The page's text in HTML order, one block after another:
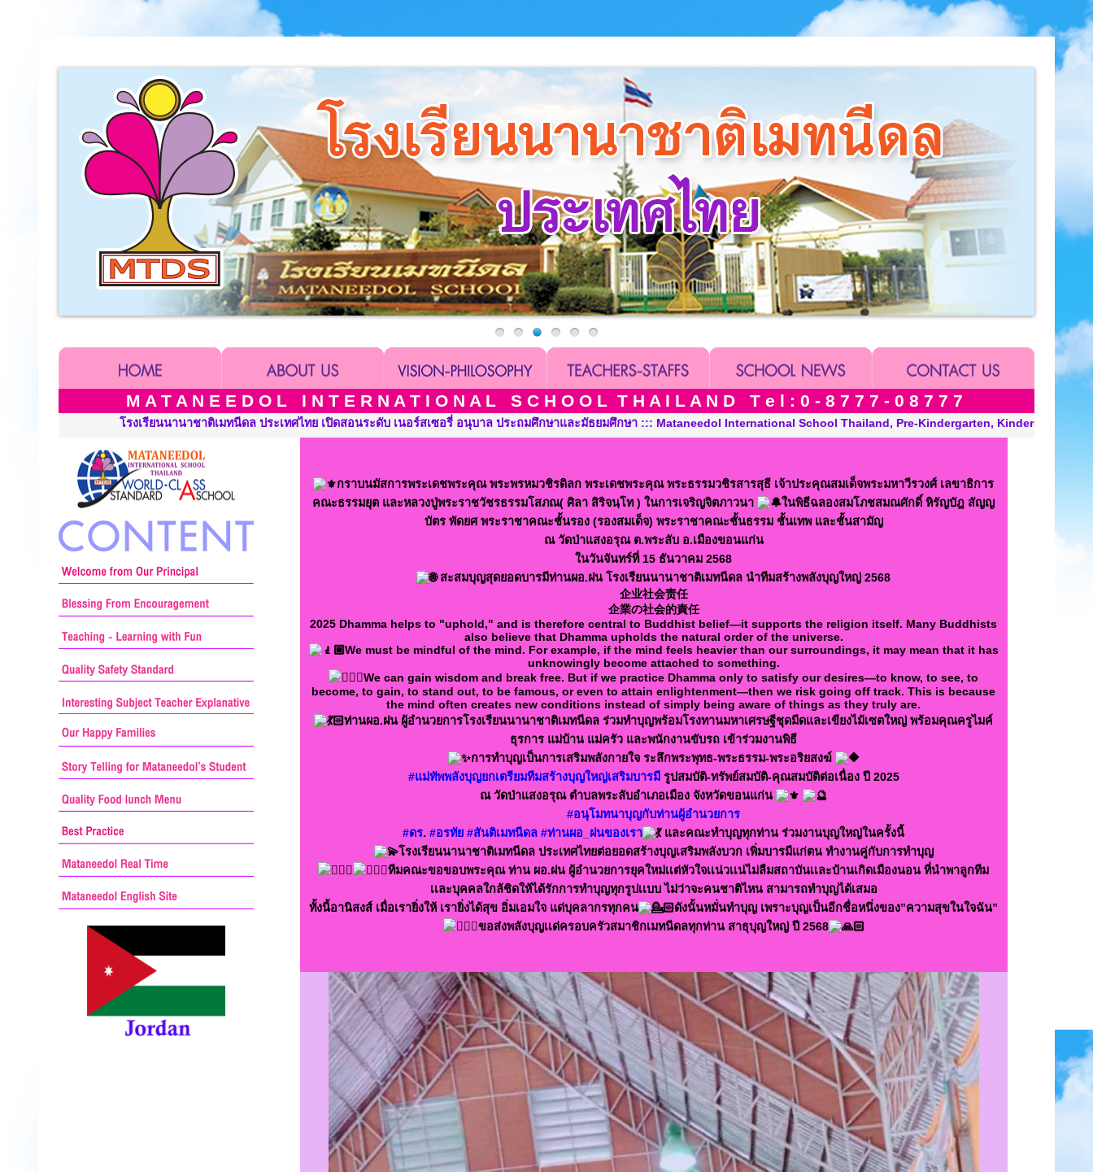
M A T A N E E D O L I N T E R N A T I O N A L S C H O O L T H A I L A N D T e l : 0 - 8 7 7 7 - 0 8 7 7 7
ระเทศไทย เปิดสอนระดับ เนอร์สเซอรี่ อนุบาล ประถมศึกษาและมัธยมศึกษา ::: Mataneedol International School Thailand, Pre-Kindergarten, Kindergarten and Grade in Khon Kaen Thailand. “A
กราบนมัสการพระเดชพระคุณ พระพรหมวชิรดิลก พระเดชพระคุณ พระธรรมวชิรสารสุธี เจ้าประคุณสมเด็จพระมหาวีรวงศ์ เลขาธิการ
คณะธรรมยุต และหลวงปู่พระราชวัชรธรรมโสภณ( ศิลา สิริจนฺโท ) ในการเจริญจิตภาวนา
ในพิธีฉลองสมโภชสมณศักดิ์ หิรัญบัฎ สัญญ
บัตร พัดยศ พระราชาคณะชั้นรอง (รองสมเด็จ) พระราชาคณะชั้นธรรม ชั้นเทพ และชั้นสามัญ
ณ วัดป่าแสงอรุณ ต.พระลับ อ.เมืองขอนแก่น
ในวันจันทร์ที่ 15 ธันวาคม 2568
สะสมบุญสุดยอดบารมีท่านผอ.ฝน โรงเรียนนานาชาติเมทนีดล นำทีมสร้างพลังบุญใหญ่ 2568
企业社会责任
企業の社会的責任
2025 Dhamma helps to "uphold," and is therefore central to Buddhist belief—it supports the religion itself. Many Buddhists
also believe that Dhamma upholds the natural order of the universe.
We must be mindful of the mind. For example, if the mind feels heavier than our surroundings, it may mean that it has
unknowingly become attached to something.
We can gain wisdom and break free. But if we practice Dhamma only to satisfy our desires—to know, to see, to
become, to gain, to stand out, to be famous, or even to attain enlightenment—then we risk going off track. This is because
the mind often creates new conditions instead of simply being aware of things as they truly are.
ท่านผอ.ฝน ผู้อำนวยการโรงเรียนนานาชาติเมทนีดล ร่วมทำบุญพร้อมโรงทานมหาเศรษฐีชุดมีดและเขียงไม้เซตใหญ่ พร้อมคุณครูไมค์
ธุรการ แม่บ้าน แม่ครัว และพนักงานขับรถ เข้าร่วมงานพิธี
การทำบุญเป็นการเสริมพลังกายใจ ระลึกพระพุทธ-พระธรรม-พระอริยสงฆ์
#แม่ทัพพลังบุญยกเตรียมทีมสร้างบุญใหญ่เสริมบารมีรูปสมบัติ-ทรัพย์สมบัติ-คุณสมบัติต่อเนื่อง ปี 2025
ณ วัดป่าแสงอรุณ ตำบลพระลับอำเภอเมือง จังหวัดขอนแก่น
#อนุโมทนาบุญกับท่านผู้อำนวยการ
#ดร. #อรทัย #สันติเมทนีดล #ท่านผอ_ฝนของเรา
และคณะทำบุญทุกท่าน ร่วมงานบุญใหญ่ในครั้งนี้
โรงเรียนนานาชาติเมทนีดล ประเทศไทยต่อยอดสร้างบุญเสริมพลังบวก เพิ่มบารมีแก่ตน ทำงานคู่กับการทำบุญ
ทีมคณะขอขอบพระคุณ ท่าน ผอ.ฝน ผู้อำนวยการยุคใหม่เเต่หัวใจเเน่วเเน่ไม่ลืมสถาบันเเละบ้านเกิดเมืองนอน ที่นำพาลูกทีม
เเละบุคคลใกล้ชิดให้ได้รักการทำบุญทุกรูปเเบบ ไม่ว่าจะคนชาติไหน สามารถทำบุญได้เสมอ
ทั้งนี้อานิสงส์ เมื่อเรายิ่งให้ เรายิ่งได้สุข อิ่มเอมใจ แด่บุคลากรทุกคน
ดังนั้นหมั่นทำบุญ เพราะบุญเป็นอีกชื่อหนึ่งของ”ความสุขในใจฉัน”
ขอส่งพลังบุญเเด่ครอบครัวสมาชิกเมทนีดลทุกท่าน สาธุบุญใหญ่ ปี 2568